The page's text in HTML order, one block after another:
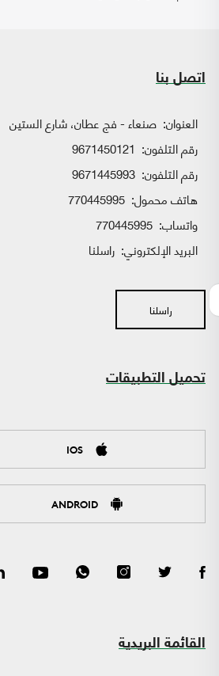
اتصل بنا
العنوان: صنعاء - فج عطان، شارع الستين
رقم التلفون: 9671450121
رقم التلفون: 9671445993
هاتف محمول: 770445995
واتساب:
البريد الإلكتروني: راسلنا
راسلنا
تحميل التطبيقات
IOS
ANDROID
القائمة البريدية